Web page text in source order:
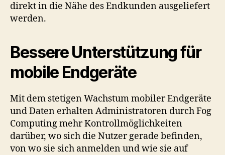
direkt in die Nähe des Endkunden ausgeliefert
werden.
Bessere Unterstützung für
mobile Endgeräte
Mit dem stetigen Wachstum mobiler Endgeräte
und Daten erhalten Administratoren durch Fog
Computing mehr Kontrollmöglichkeiten
darüber, wo sich die Nutzer gerade befinden,
von wo sie sich anmelden und wie sie auf